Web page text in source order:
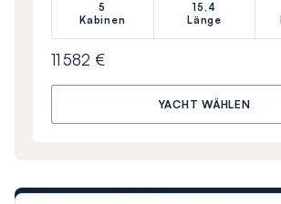
5
Kabinen
15,4
Länge
11 582 €
YACHT WÄHLEN